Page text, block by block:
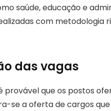
saúde, educação e
com metodologia
das vagas
provável que os postos
se a oferta de cargos